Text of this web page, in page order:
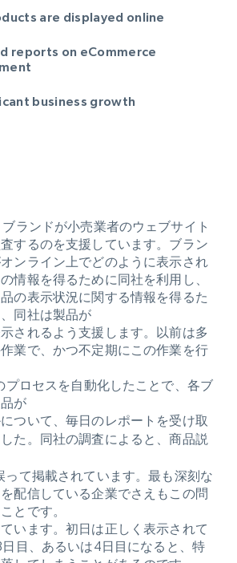
are displayed online
reports on eCommerce
business growth
ブランドが小売業者のウェブサイト
するのを支援しています。ブラン
ンライン上でどのように表示され
情報を得るために同社を利用し、
の表示状況に関する情報を得るた
同社は製品が
されるよう支援します。以前は多
業で、かつ不定期にこの作業を行
プロセスを自動化したことで、各ブ
が
ついて、毎日のレポートを受け取
た。同社の調査によると、商品説
って掲載されています。最も深刻な
配信している企業でさえもこの問
とです。
います。初日は正しく表示されて
目、あるいは4日目になると、特